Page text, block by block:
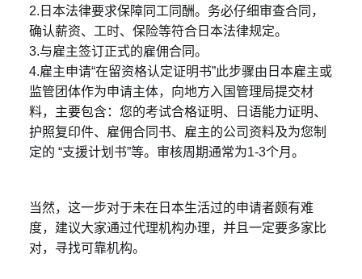
2.日本法律要求保障同工同酬。务必仔细审查合同，
确认薪资、工时、保险等符合日本法律规定。
3.与雇主签订正式的雇佣合同。
4.雇主申请“在留资格认定证明书”此步骤由日本雇主或
监管团体作为申请主体，向地方入国管理局提交材
料，主要包含：您的考试合格证明、日语能力证明、
护照复印件、雇佣合同书、雇主的公司资料及为您制
定的 “支援计划书”等。审核周期通常为1-3个月。
当然，这一步对于未在日本生活过的申请者颇有难
度，建议大家通过代理机构办理，并且一定要多家比
对，寻找可靠机构。